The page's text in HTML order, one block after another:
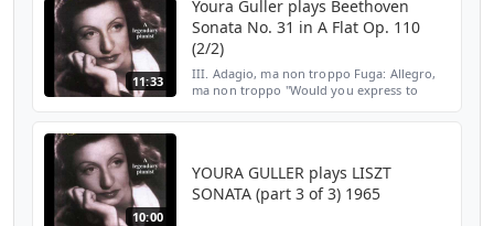
11:33
Youra Guller plays Beethoven
Sonata No. 31 in A Flat Op. 110
(2/2)
III. Adagio, ma non troppo Fuga: Allegro,
ma non troppo "Would you express to
10:00
YOURA GULLER plays LISZT
SONATA (part 3 of 3) 1965